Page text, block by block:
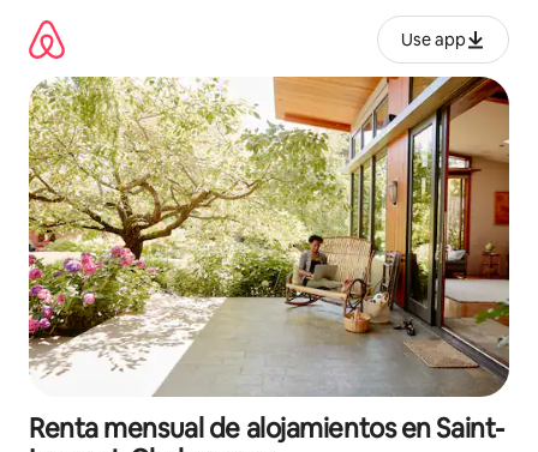
contenido
Use app
Renta mensual de alojamientos en Saint-